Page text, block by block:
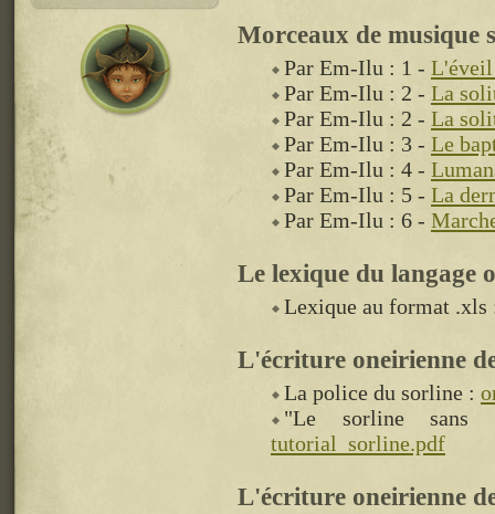
Morceaux de musique
Par Em-Ilu : 1 - L'éveil
Par Em-Ilu : 2 - La
Par Em-Ilu : 2 - La
Par Em-Ilu : 3 - Le
Par Em-Ilu : 4 -
Par Em-Ilu : 5 - La
Par Em-Ilu : 6 -
Le lexique du langage
Lexique au format
L'écriture oneirienne
La police du sorline :
"Le sorline
tutorial_sorline.pdf
L'écriture oneirienne